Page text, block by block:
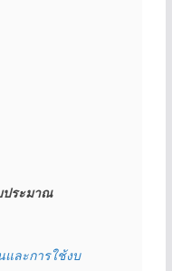
ประมาณ
และการใช้งบ